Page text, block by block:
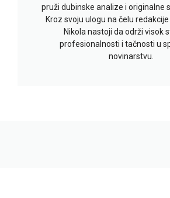
pruži dubinske analize i originalne
Kroz svoju ulogu na čelu
Nikola nastoji da održi visok
profesionalnosti i tačnosti u
novinarstvu.